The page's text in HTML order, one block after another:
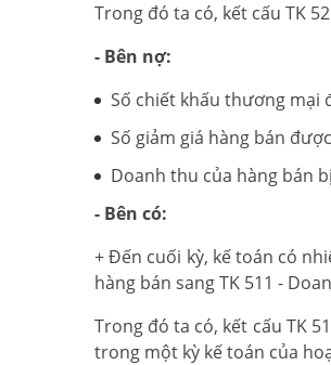
Trong đó ta có, kết cấu TK
- Bên nợ:
Số chiết khấu thương mại
Số giảm giá hàng bán
Doanh thu của hàng bán
- Bên có:
+ Đến cuối kỳ, kế toán có
hàng bán sang TK 511 -
Trong đó ta có, kết cấu TK
trong một kỳ kế toán của